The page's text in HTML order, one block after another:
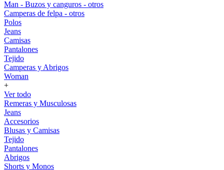
Man - Buzos y canguros - otros
Camperas de felpa - otros
Polos
Jeans
Camisas
Pantalones
Tejido
Camperas y Abrigos
Woman
+
Ver todo
Remeras y Musculosas
Jeans
Accesorios
Blusas y Camisas
Tejido
Pantalones
Abrigos
Shorts y Monos